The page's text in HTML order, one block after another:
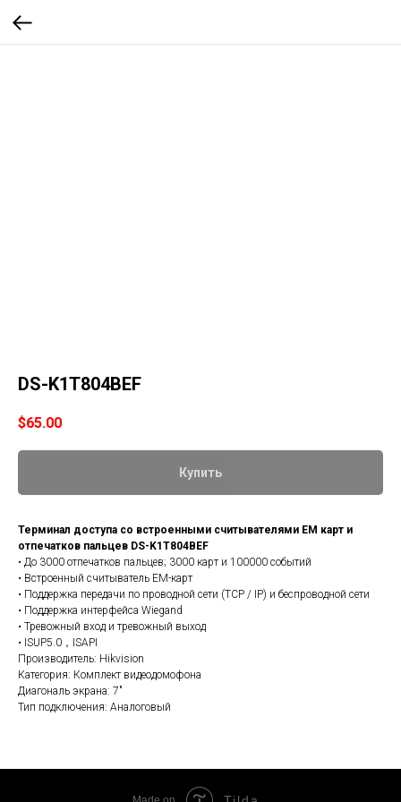
DS-K1T804BEF
$65.00
Купить
Терминал доступа со встроенными считывателями EM карт и
отпечатков пальцев DS-K1T804BEF
• До 3000 отпечатков пальцев; 3000 карт и 100000 событий
• Встроенный считыватель EM-карт
• Поддержка передачи по проводной сети (TCP / IP) и беспроводной сети
• Поддержка интерфейса Wiegand
• Тревожный вход и тревожный выход
• ISUP5.0，ISAPI
Производитель: Hikvision
Категория: Комплект видеодомофона
Диагональ экрана: 7"
Тип подключения: Аналоговый